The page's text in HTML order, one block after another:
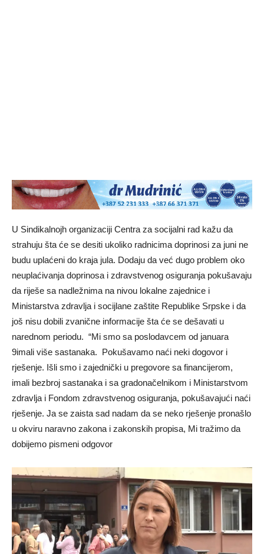
U Sindikalnojh organizaciji Centra za socijalni rad kažu da
strahuju šta će se desiti ukoliko radnicima doprinosi za juni ne
budu uplaćeni do kraja jula. Dodaju da već dugo problem oko
neuplaćivanja doprinosa i zdravstvenog osiguranja pokušavaju
da riješe sa nadležnima na nivou lokalne zajednice i
Ministarstva zdravlja i socijlane zaštite Republike Srpske i da
još nisu dobili zvanične informacije šta će se dešavati u
narednom periodu. “Mi smo sa poslodavcem od januara
9imali više sastanaka. Pokušavamo naći neki dogovor i
rješenje. Išli smo i zajednički u pregovore sa financijerom,
imali bezbroj sastanaka i sa gradonačelnikom i Ministarstvom
zdravlja i Fondom zdravstvenog osiguranja, pokušavajući naći
rješenje. Ja se zaista sad nadam da se neko rješenje pronašlo
u okviru naravno zakona i zakonskih propisa, Mi tražimo da
dobijemo pismeni odgovor